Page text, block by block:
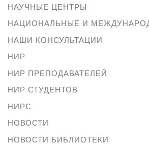
НАУЧНЫЕ ЦЕНТРЫ
НАЦИОНАЛЬНЫЕ И
НАШИ КОНСУЛЬТАЦИИ
НИР
НИР ПРЕПОДАВАТЕЛЕЙ
НИР СТУДЕНТОВ
НИРС
НОВОСТИ
НОВОСТИ БИБЛИОТЕКИ